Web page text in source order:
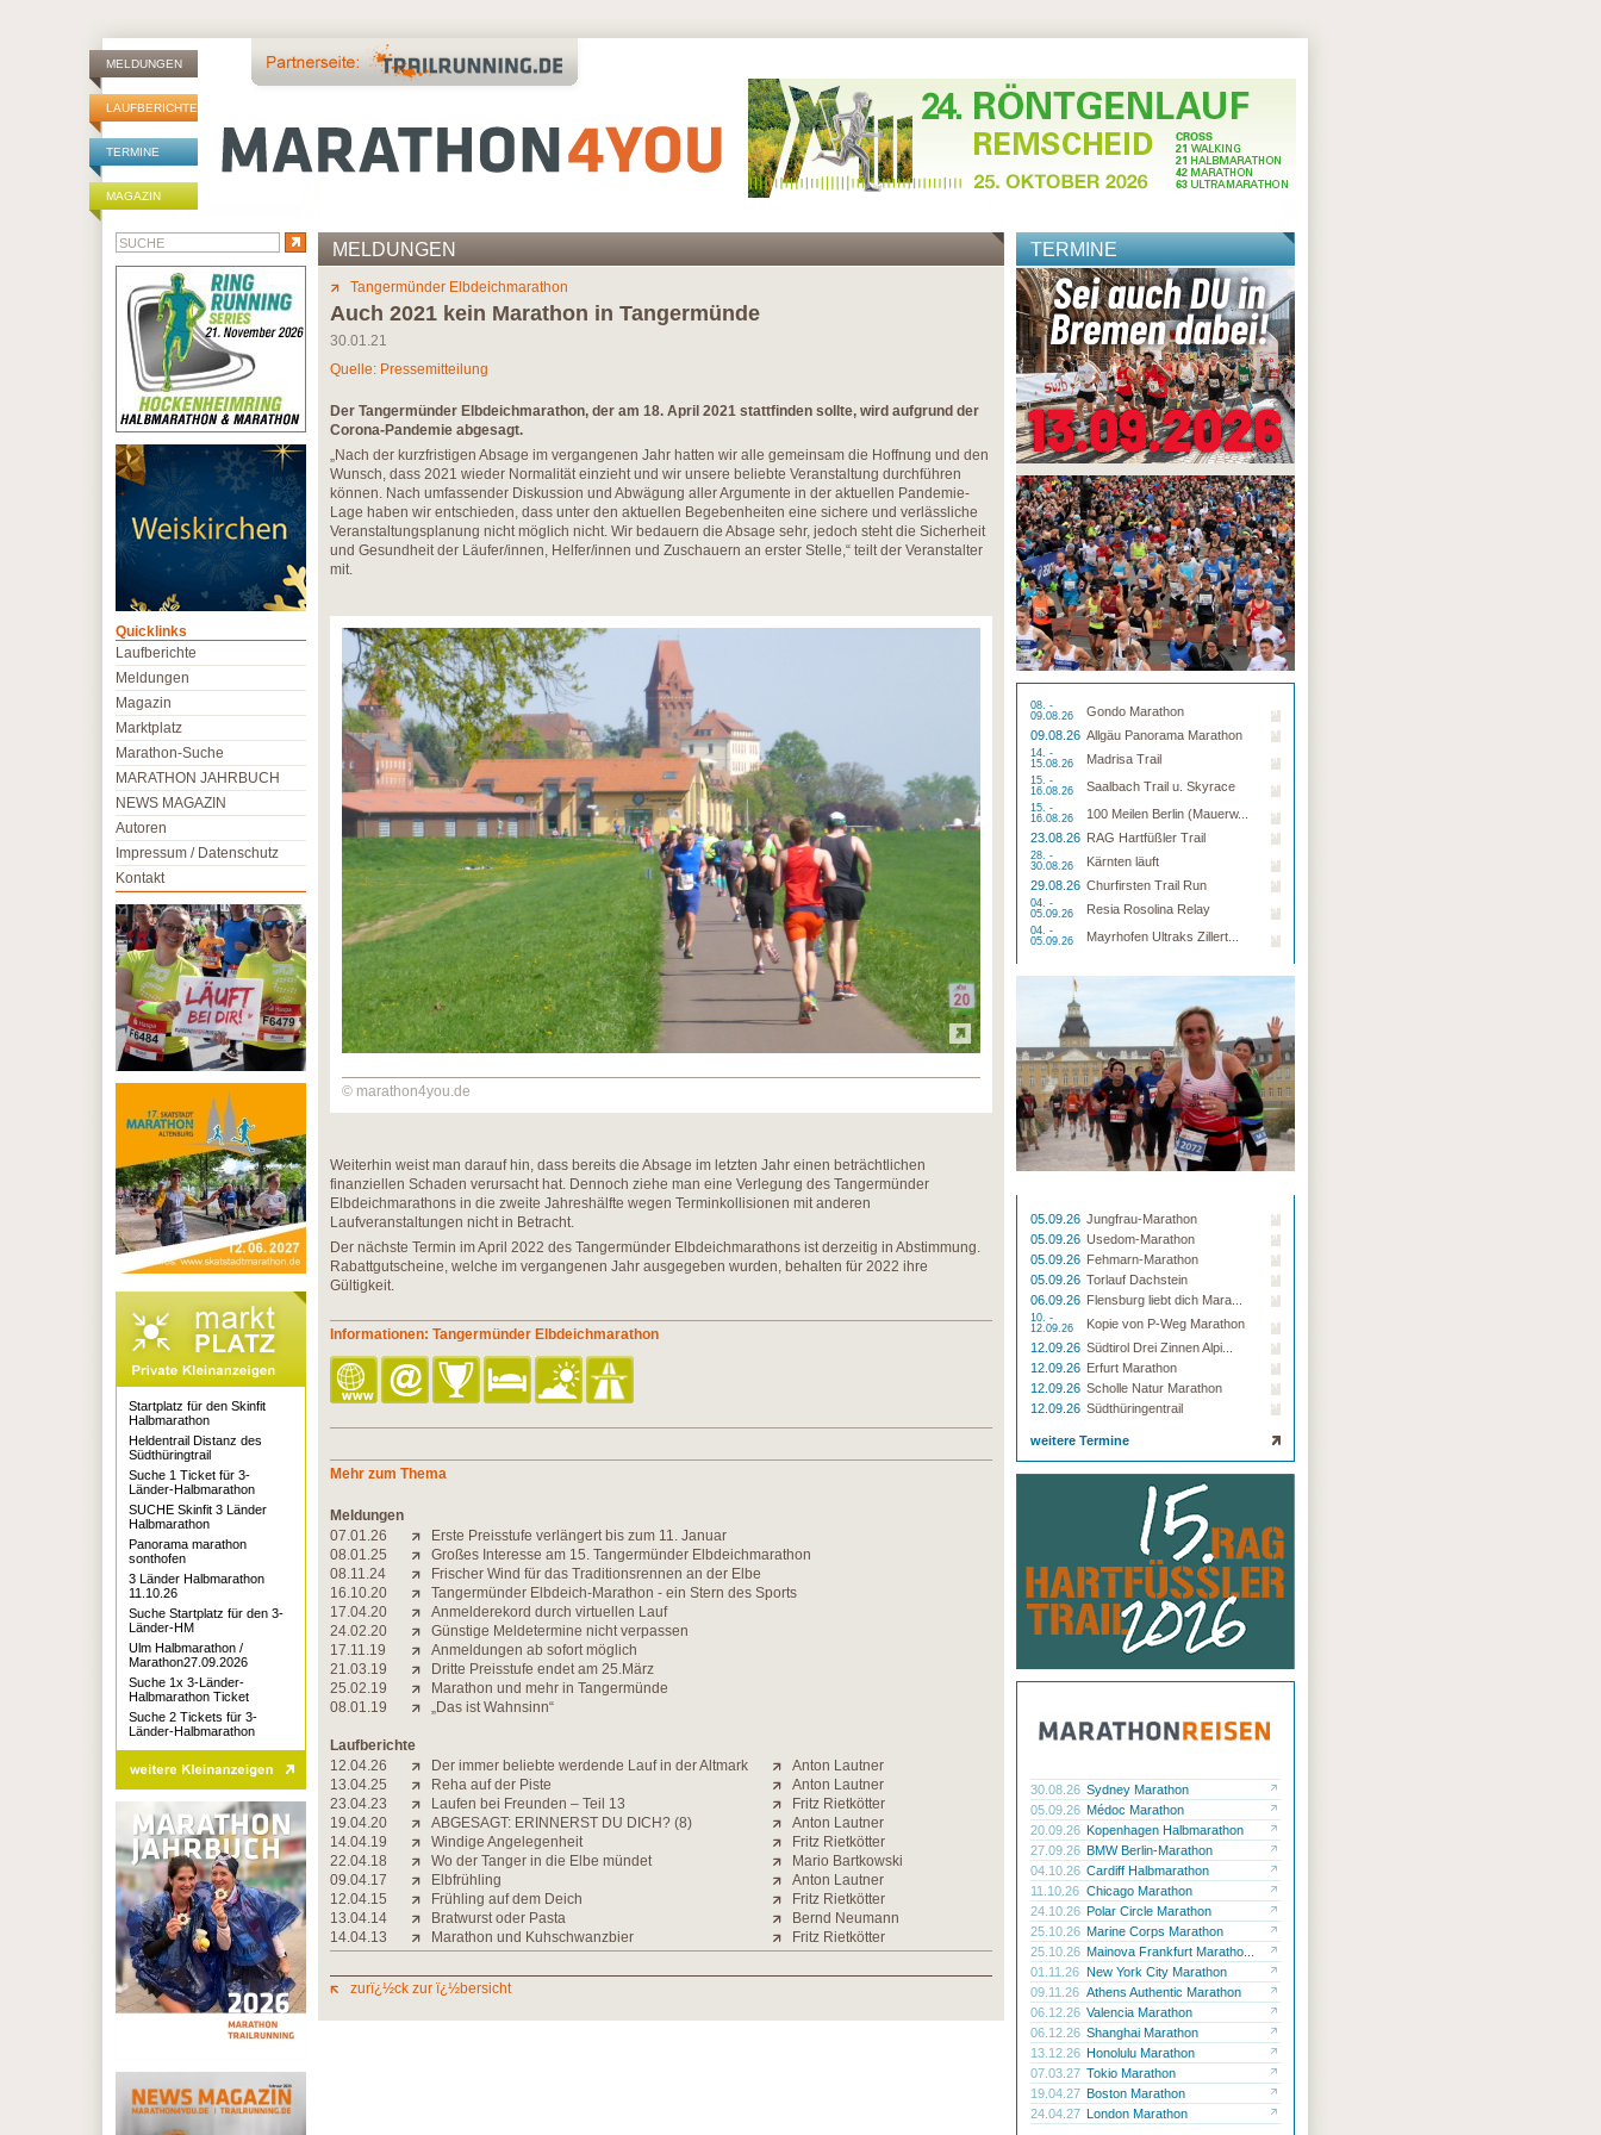
MELDUNGEN
LAUFBERICHTE
TERMINE
MAGAZIN
MELDUNGEN
Tangermünder Elbdeichmarathon
Auch 2021 kein Marathon in Tangermünde
30.01.21
Quelle: Pressemitteilung
Der Tangermünder Elbdeichmarathon, der am 18. April 2021 stattfinden sollte, wird aufgrund der
Corona-Pandemie abgesagt.
„Nach der kurzfristigen Absage im vergangenen Jahr hatten wir alle gemeinsam die Hoffnung und den
Wunsch, dass 2021 wieder Normalität einzieht und wir unsere beliebte Veranstaltung durchführen
können. Nach umfassender Diskussion und Abwägung aller Argumente in der aktuellen Pandemie-
Lage haben wir entschieden, dass unter den aktuellen Begebenheiten eine sichere und verlässliche
Veranstaltungsplanung nicht möglich nicht. Wir bedauern die Absage sehr, jedoch steht die Sicherheit
und Gesundheit der Läufer/innen, Helfer/innen und Zuschauern an erster Stelle,“ teilt der Veranstalter
mit.
© marathon4you.de
Weiterhin weist man darauf hin, dass bereits die Absage im letzten Jahr einen beträchtlichen
finanziellen Schaden verursacht hat. Dennoch ziehe man eine Verlegung des Tangermünder
Elbdeichmarathons in die zweite Jahreshälfte wegen Terminkollisionen mit anderen
Laufveranstaltungen nicht in Betracht.
Der nächste Termin im April 2022 des Tangermünder Elbdeichmarathons ist derzeitig in Abstimmung.
Rabattgutscheine, welche im vergangenen Jahr ausgegeben wurden, behalten für 2022 ihre
Gültigkeit.
Informationen: Tangermünder Elbdeichmarathon
Mehr zum Thema
Meldungen
07.01.26
Erste Preisstufe verlängert bis zum 11. Januar
08.01.25
Großes Interesse am 15. Tangermünder Elbdeichmarathon
08.11.24
Frischer Wind für das Traditionsrennen an der Elbe
16.10.20
Tangermünder Elbdeich-Marathon - ein Stern des Sports
17.04.20
Anmelderekord durch virtuellen Lauf
24.02.20
Günstige Meldetermine nicht verpassen
17.11.19
Anmeldungen ab sofort möglich
21.03.19
Dritte Preisstufe endet am 25.März
25.02.19
Marathon und mehr in Tangermünde
08.01.19
„Das ist Wahnsinn“
Laufberichte
12.04.26
Der immer beliebte werdende Lauf in der Altmark
Anton Lautner
13.04.25
Reha auf der Piste
Anton Lautner
23.04.23
Laufen bei Freunden – Teil 13
Fritz Rietkötter
19.04.20
ABGESAGT: ERINNERST DU DICH? (8)
Anton Lautner
14.04.19
Windige Angelegenheit
Fritz Rietkötter
22.04.18
Wo der Tanger in die Elbe mündet
Mario Bartkowski
09.04.17
Elbfrühling
Anton Lautner
12.04.15
Frühling auf dem Deich
Fritz Rietkötter
13.04.14
Bratwurst oder Pasta
Bernd Neumann
14.04.13
Marathon und Kuhschwanzbier Fritz Rietkötter
zurï¿½ck zur ï¿½bersicht
TERMINE
08. -
09.08.26
Gondo Marathon
09.08.26 Allgäu Panorama Marathon
14. -
15.08.26
Madrisa Trail
15. -
16.08.26
Saalbach Trail u. Skyrace
15. -
16.08.26
100 Meilen Berlin (Mauerw...
23.08.26 RAG Hartfüßler Trail
28. -
30.08.26
Kärnten läuft
29.08.26 Churfirsten Trail Run
04. -
05.09.26
Resia Rosolina Relay
04. -
05.09.26
Mayrhofen Ultraks Zillert...
05.09.26 Jungfrau-Marathon
05.09.26 Usedom-Marathon
05.09.26 Fehmarn-Marathon
05.09.26 Torlauf Dachstein
06.09.26 Flensburg liebt dich Mara...
10. -
12.09.26
Kopie von P-Weg Marathon
12.09.26 Südtirol Drei Zinnen Alpi...
12.09.26 Erfurt Marathon
12.09.26 Scholle Natur Marathon
12.09.26 Südthüringentrail
weitere Termine
30.08.26 Sydney Marathon
05.09.26 Médoc Marathon
20.09.26 Kopenhagen Halbmarathon
27.09.26 BMW Berlin-Marathon
04.10.26 Cardiff Halbmarathon
11.10.26 Chicago Marathon
24.10.26 Polar Circle Marathon
25.10.26 Marine Corps Marathon
25.10.26 Mainova Frankfurt Maratho...
01.11.26 New York City Marathon
09.11.26 Athens Authentic Marathon
06.12.26 Valencia Marathon
06.12.26 Shanghai Marathon
13.12.26 Honolulu Marathon
07.03.27 Tokio Marathon
19.04.27 Boston Marathon
24.04.27 London Marathon
Quicklinks
Laufberichte
Meldungen
Magazin
Marktplatz
Marathon-Suche
MARATHON JAHRBUCH
NEWS MAGAZIN
Autoren
Impressum / Datenschutz
Kontakt
Startplatz für den Skinfit
Halbmarathon
Heldentrail Distanz des
Südthüringtrail
Suche 1 Ticket für 3-
Länder-Halbmarathon
SUCHE Skinfit 3 Länder
Halbmarathon
Panorama marathon
sonthofen
3 Länder Halbmarathon
11.10.26
Suche Startplatz für den 3-
Länder-HM
Ulm Halbmarathon /
Marathon27.09.2026
Suche 1x 3-Länder-
Halbmarathon Ticket
Suche 2 Tickets für 3-
Länder-Halbmarathon